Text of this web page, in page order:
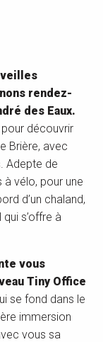
rendez-
des Eaux.
découvrir
Brière, avec
Adepte de
à vélo, pour une
d’un chaland,
s’offre à
vous
Tiny Office
se fond dans le
immersion
vous sa